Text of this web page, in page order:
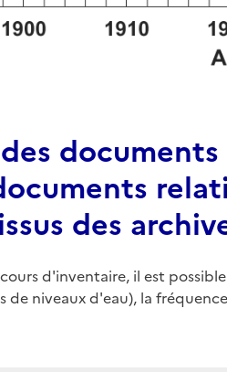
des
d'inventaire, il est
de niveaux d'eau), la